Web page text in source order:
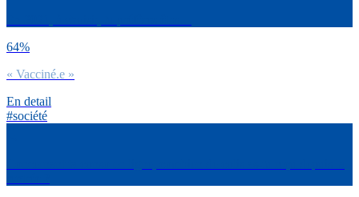
64%
« Vacciné.e »
En detail
#société